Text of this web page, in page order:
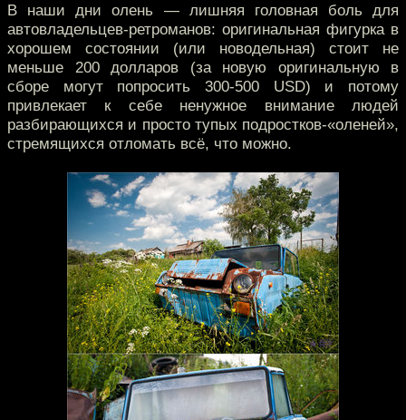
В наши дни олень — лишняя головная боль для
автовладельцев-ретроманов: оригинальная фигурка в
хорошем состоянии (или новодельная) стоит не
меньше 200 долларов (за новую оригинальную в
сборе могут попросить 300-500 USD) и потому
привлекает к себе ненужное внимание людей
разбирающихся и просто тупых подростков-«оленей»,
стремящихся отломать всё, что можно.